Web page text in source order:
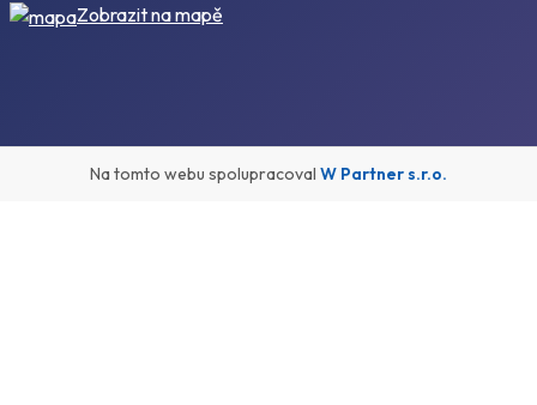
Zobrazit na mapě
Na tomto webu spolupracoval W Partner s.r.o.